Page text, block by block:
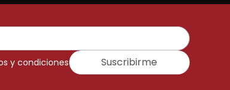
y condiciones Suscribirme